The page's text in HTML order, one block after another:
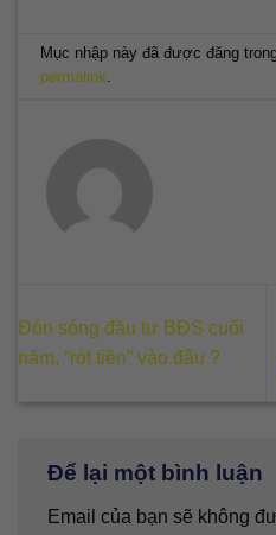
Mục nhập này đã được đăng
permalink.
Đón sóng đầu tư BĐS cuối
năm, “rót tiền” vào đâu ?
Để lại một bình luận
Email của bạn sẽ không